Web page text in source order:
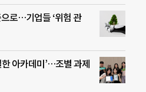
로…기업들 ‘위험 관
아카데미’…조별 과제